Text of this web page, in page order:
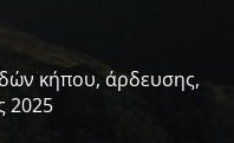
κήπου, άρδευσης,
2025